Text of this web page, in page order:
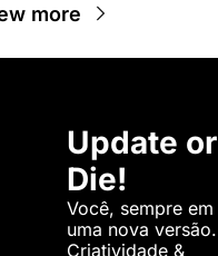
more
Update or
Die!
Você, sempre em
uma nova versão.
Criatividade &